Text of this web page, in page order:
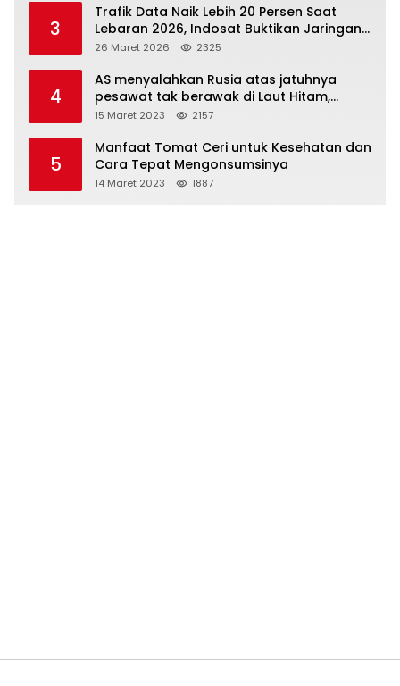
3
Trafik Data Naik Lebih 20 Persen Saat
Lebaran 2026, Indosat Buktikan Jaringan
Tangguh Layani Jutaan Pemudik
26 Maret 2026 2325
4
AS menyalahkan Rusia atas jatuhnya
pesawat tak berawak di Laut Hitam,
Moskow menyangkal
15 Maret 2023 2157
5
Manfaat Tomat Ceri untuk Kesehatan dan
Cara Tepat Mengonsumsinya
14 Maret 2023 1887